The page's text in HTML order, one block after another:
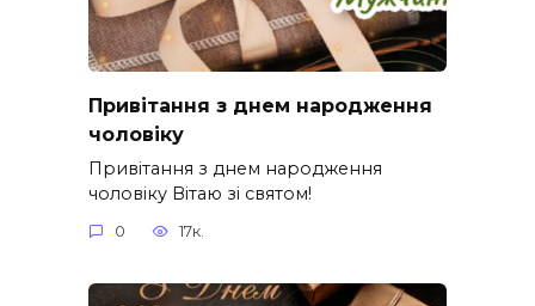
Привітання з днем народження
чоловіку
Привітання з днем народження
чоловіку Вітаю зі святом!
0 17к.